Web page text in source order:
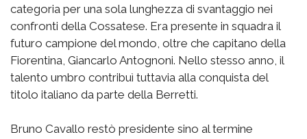
categoria per una sola lunghezza di svantaggio nei
confronti della Cossatese. Era presente in squadra il
futuro campione del mondo, oltre che capitano della
Fiorentina, Giancarlo Antognoni. Nello stesso anno, il
talento umbro contribuì tuttavia alla conquista del
titolo italiano da parte della Berretti.
Bruno Cavallo restò presidente sino al termine